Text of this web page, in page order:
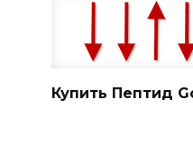
Купить Пептид